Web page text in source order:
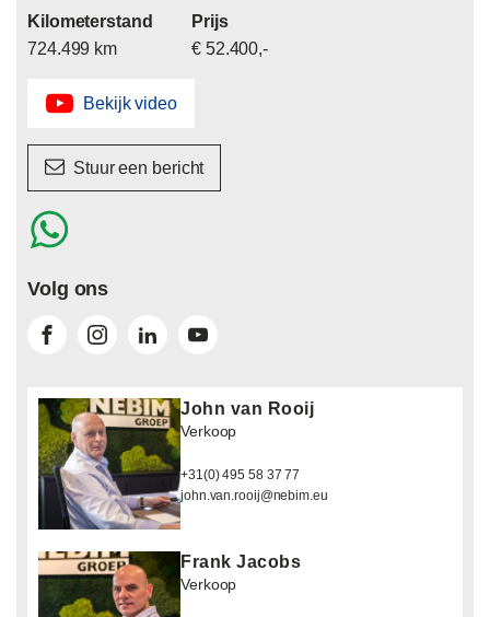
Kilometerstand
724.499 km
Prijs
€ 52.400,-
Bekijk video
Stuur een bericht
Volg ons
John van Rooij
Verkoop
+31(0) 495 58 37 77
john.van.rooij@nebim.eu
Frank Jacobs
Verkoop